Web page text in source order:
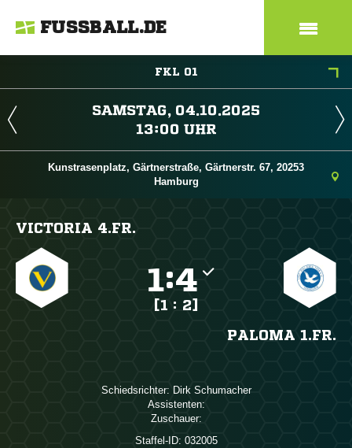
FUSSBALL.DE
FKL 01
 
 
Kunstrasenplatz, Gärtnerstraße, Gärtnerstr. 67, 20253
Hamburg
VICTORIA 4.FR.
:
[1 : 2]
PALOMA 1.FR.
Schiedsrichter:  
Assistenten:
Zuschauer:
Staffel-ID: 032005